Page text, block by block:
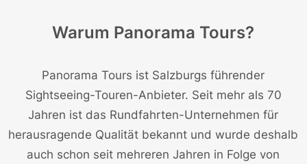
Warum Panorama Tours?
Panorama Tours ist Salzburgs führender
Sightseeing-Touren-Anbieter. Seit mehr als 70
Jahren ist das Rundfahrten-Unternehmen für
herausragende Qualität bekannt und wurde deshalb
auch schon seit mehreren Jahren in Folge von